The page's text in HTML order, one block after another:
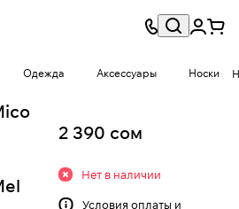
Одежда Аксессуары Носки
2 390 сом
Нет в наличии
Условия оплаты и